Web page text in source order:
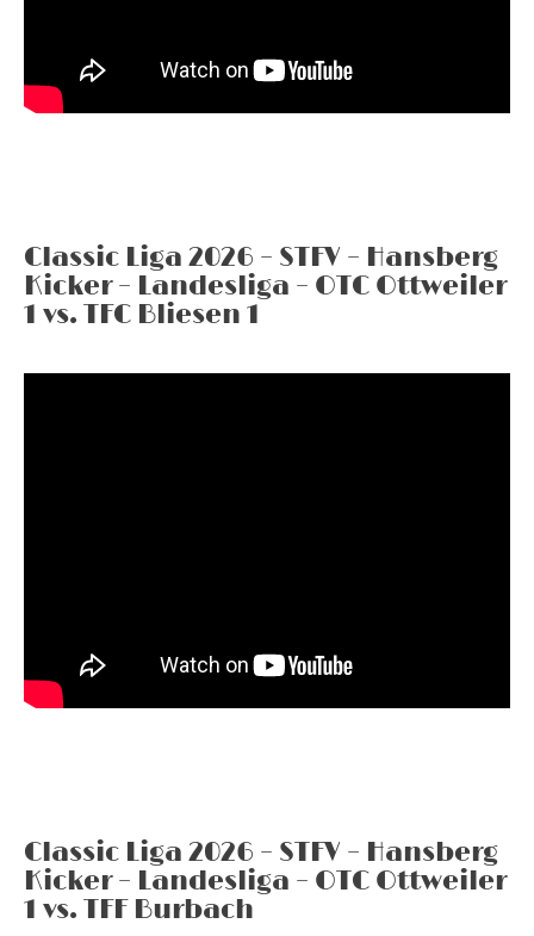
Classic Liga 2026 – STFV – Hansberg
Kicker – Landesliga – OTC Ottweiler
1 vs. TFC Bliesen 1
Classic Liga 2026 – STFV – Hansberg
Kicker – Landesliga – OTC Ottweiler
1 vs. TFF Burbach